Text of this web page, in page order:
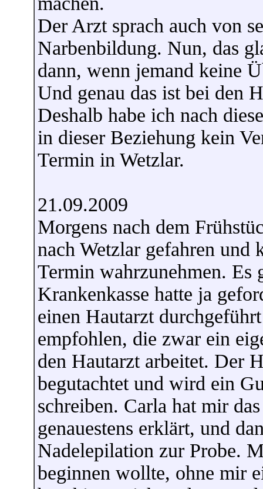
Der Arzt sprach auch von
Narbenbildung. Nun, das
dann, wenn jemand keine
Und genau das ist bei den
Deshalb habe ich nach
in dieser Beziehung kein
Termin in Wetzlar.
21.09.2009
Morgens nach dem
nach Wetzlar gefahren und
Termin wahrzunehmen.
Krankenkasse hatte ja
einen Hautarzt
empfohlen, die zwar ein
den Hautarzt arbeitet. Der
begutachtet und wird ein
schreiben. Carla hat mir
genauestens erklärt, und
Nadelepilation zur Probe.
beginnen wollte, ohne mir